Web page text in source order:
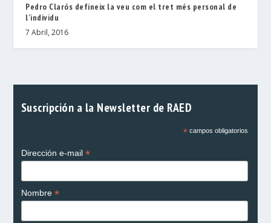
Pedro Clarós defineix la veu com el tret més personal de
l’individu
7 Abril, 2016
Suscripción a la Newsletter de RAED
*campos obligatorios
Dirección e-mail *
Nombre *